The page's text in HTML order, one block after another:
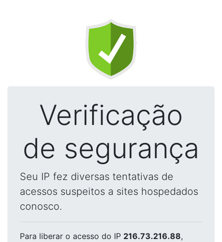
Verificação
de segurança
Seu IP fez diversas tentativas de
acessos suspeitos a sites hospedados
conosco.
Para liberar o acesso do IP 216.73.216.88,